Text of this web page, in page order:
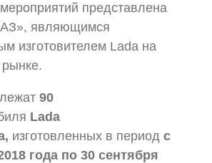
представлена
являющимся
изготовителем Lada на
рынке.
90
Lada
изготовленных в период с
года по 30 сентября